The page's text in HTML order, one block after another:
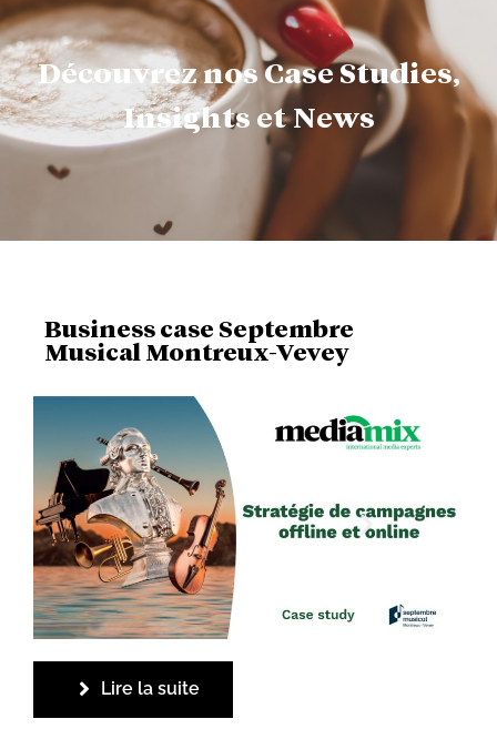
Découvrez nos Case Studies,
Insights et News
Business case Septembre
Musical Montreux-Vevey
Lire la suite